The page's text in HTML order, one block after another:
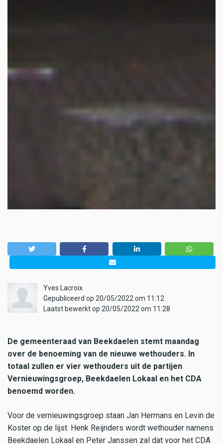
Yves Lacroix
Gepubliceerd op 20/05/2022 om 11:12
Laatst bewerkt op 20/05/2022 om 11:28
De gemeenteraad van Beekdaelen stemt maandag
over de benoeming van de nieuwe wethouders. In
totaal zullen er vier wethouders uit de partijen
Vernieuwingsgroep, Beekdaelen Lokaal en het CDA
benoemd worden.
Voor de vernieuwingsgroep staan Jan Hermans en Levin de
Koster op de lijst. Henk Reijnders wordt wethouder namens
Beekdaelen Lokaal en Peter Janssen zal dat voor het CDA